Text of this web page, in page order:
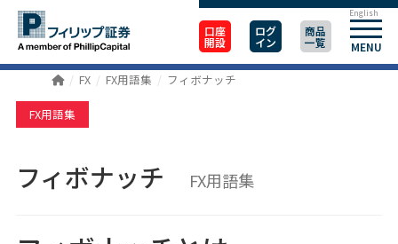
口座
開設
ログ
イン
商品
一覧 MENU
English
FX FX用語集 フィボナッチ
FX用語集
フィボナッチ FX用語集